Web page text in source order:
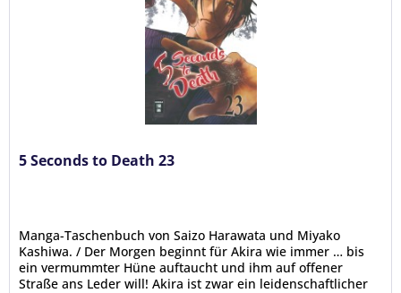
5 Seconds to Death 23
Manga-Taschenbuch von Saizo Harawata und Miyako
Kashiwa. / Der Morgen beginnt für Akira wie immer … bis
ein vermummter Hüne auftaucht und ihm auf offener
Straße ans Leder will! Akira ist zwar ein leidenschaftlicher